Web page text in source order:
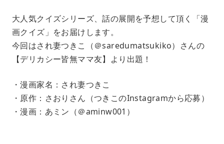
大人気クイズシリーズ、話の展開を予想して頂く「漫
画クイズ」をお届けします。
今回はされ妻つきこ（＠saredumatsukiko）さんの
【デリカシー皆無ママ友】より出題！
・漫画家名：され妻つきこ
・原作：さおりさん（つきこのInstagramから応募）
・漫画：あミン（＠aminw001）